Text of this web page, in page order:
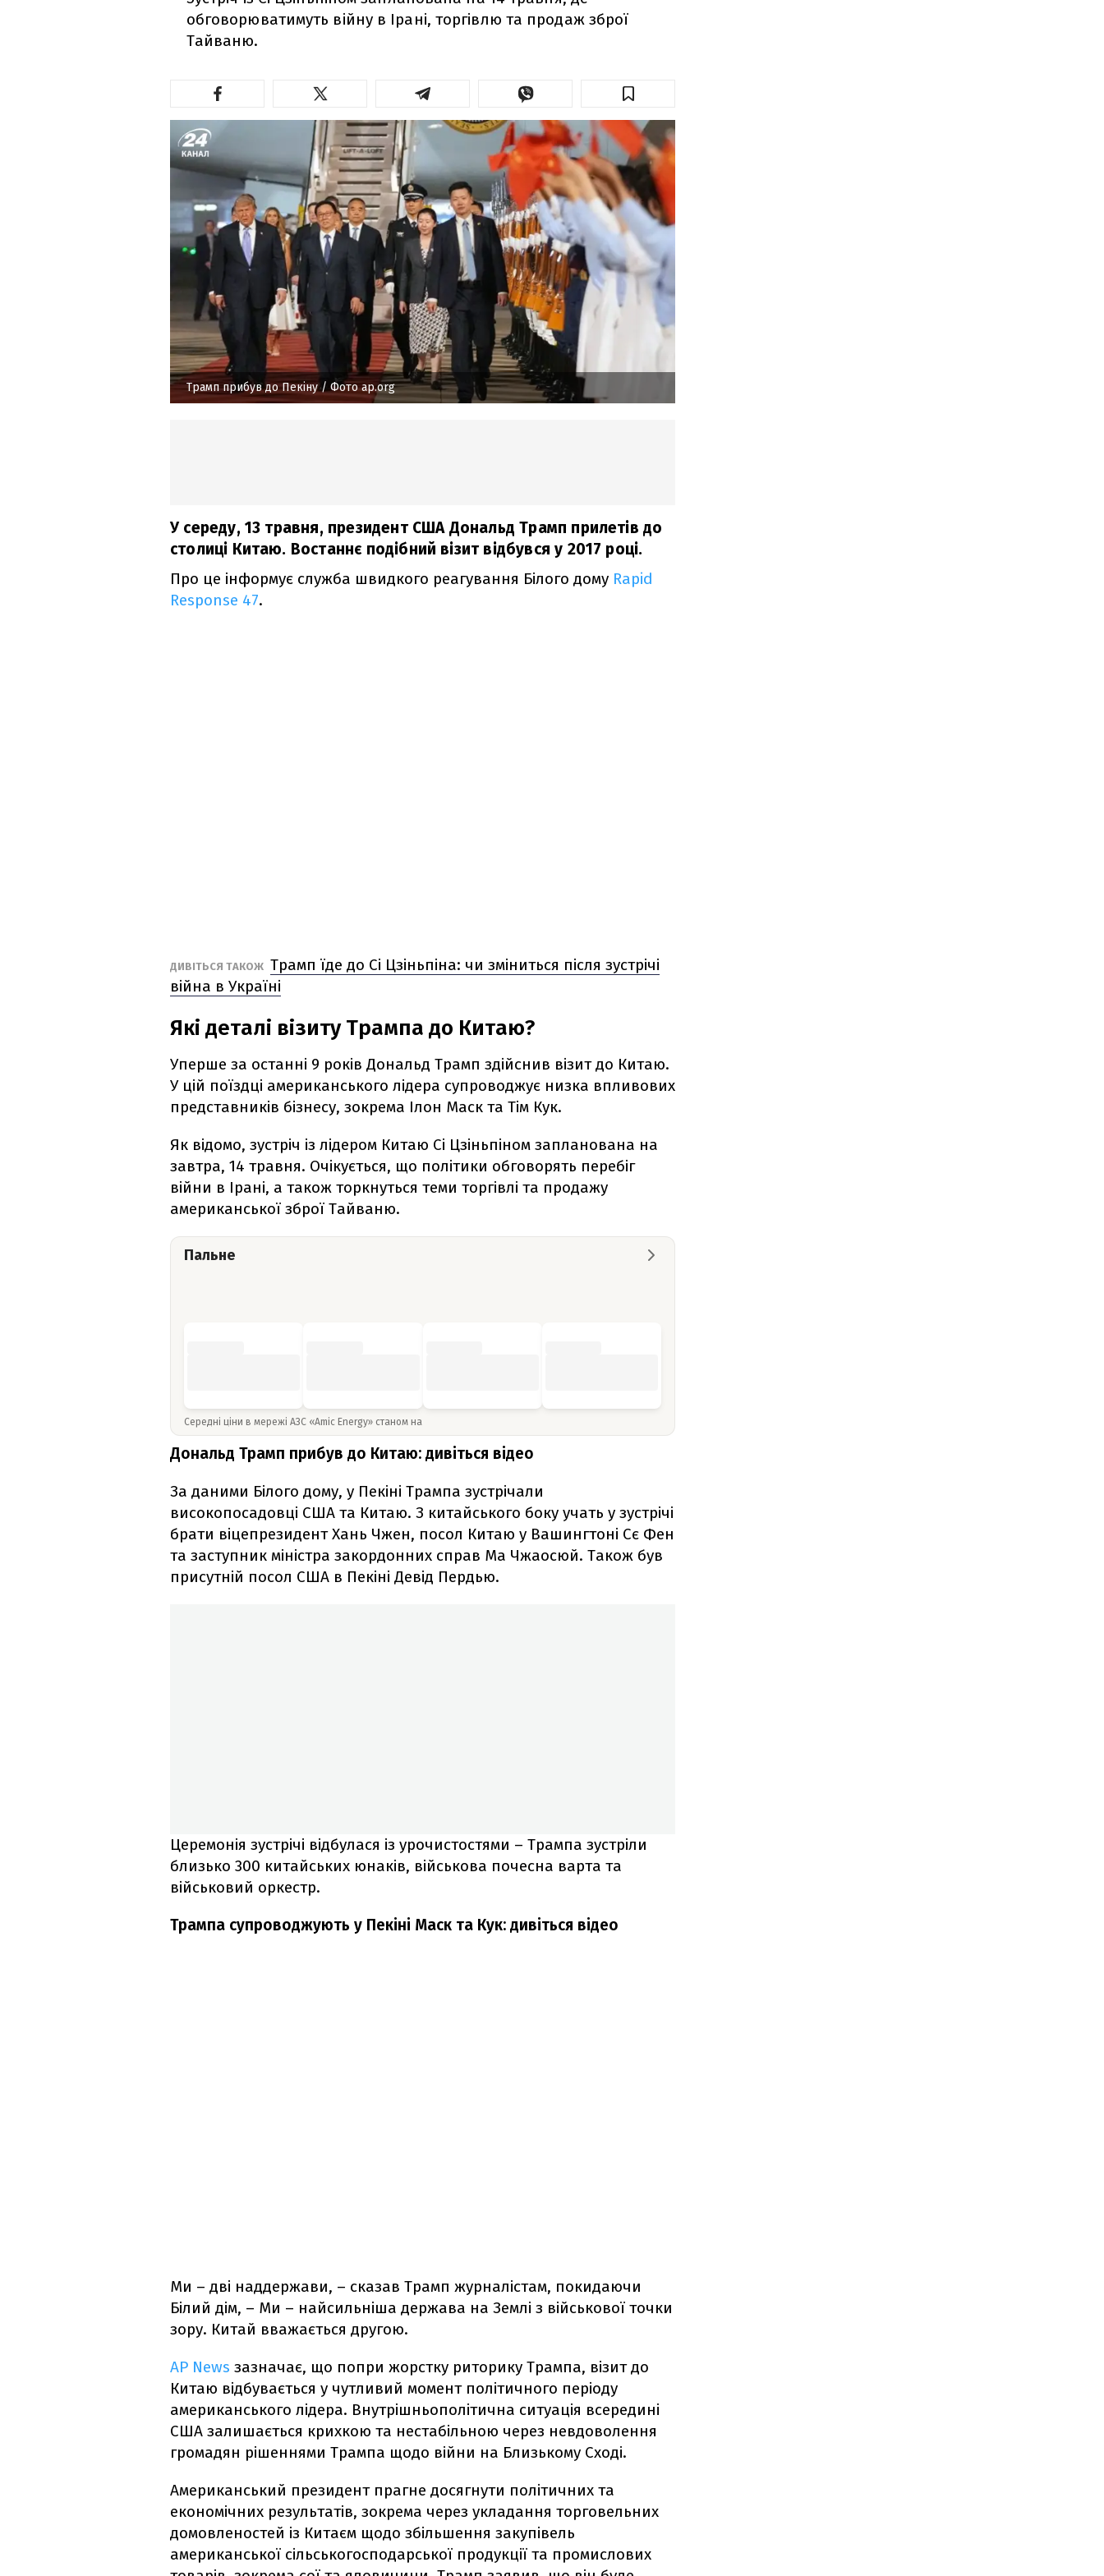
обговорюватимуть війну в Ірані, торгівлю та продаж зброї
Тайваню.
Трамп прибув до Пекіну/ Фото ap.org
У середу, 13 травня, президент США Дональд Трамп прилетів до
столиці Китаю. Востаннє подібний візит відбувся у 2017 році.
Про це інформує служба швидкого реагування Білого дому Rapid
Response 47.
ДИВІТЬСЯ ТАКОЖ Трамп їде до Сі Цзіньпіна: чи зміниться після зустрічі
війна в Україні
Які деталі візиту Трампа до Китаю?
Уперше за останні 9 років Дональд Трамп здійснив візит до Китаю.
У цій поїздці американського лідера супроводжує низка впливових
представників бізнесу, зокрема Ілон Маск та Тім Кук.
Як відомо, зустріч із лідером Китаю Сі Цзіньпіном запланована на
завтра, 14 травня. Очікується, що політики обговорять перебіг
війни в Ірані, а також торкнуться теми торгівлі та продажу
американської зброї Тайваню.
Пальне
Середні ціни в мережі АЗС «Amic Energy» станом на
Дональд Трамп прибув до Китаю: дивіться відео
За даними Білого дому, у Пекіні Трампа зустрічали
високопосадовці США та Китаю. З китайського боку учать у зустрічі
брати віцепрезидент Хань Чжен, посол Китаю у Вашингтоні Сє Фен
та заступник міністра закордонних справ Ма Чжаосюй. Також був
присутній посол США в Пекіні Девід Пердью.
Церемонія зустрічі відбулася із урочистостями – Трампа зустріли
близько 300 китайських юнаків, військова почесна варта та
військовий оркестр.
Трампа супроводжують у Пекіні Маск та Кук: дивіться відео
Ми – дві наддержави, – сказав Трамп журналістам, покидаючи
Білий дім, – Ми – найсильніша держава на Землі з військової точки
зору. Китай вважається другою.
AP News зазначає, що попри жорстку риторику Трампа, візит до
Китаю відбувається у чутливий момент політичного періоду
американського лідера. Внутрішньополітична ситуація всередині
США залишається крихкою та нестабільною через невдоволення
громадян рішеннями Трампа щодо війни на Близькому Сході.
Американський президент прагне досягнути політичних та
економічних результатів, зокрема через укладання торговельних
домовленостей із Китаєм щодо збільшення закупівель
американської сільськогосподарської продукції та промислових